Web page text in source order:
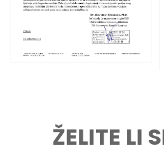
ŽELITE LI